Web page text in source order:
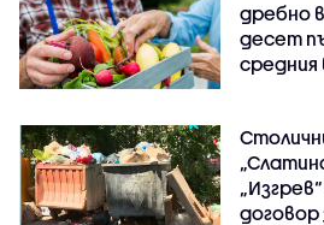
дребно
десет
договор